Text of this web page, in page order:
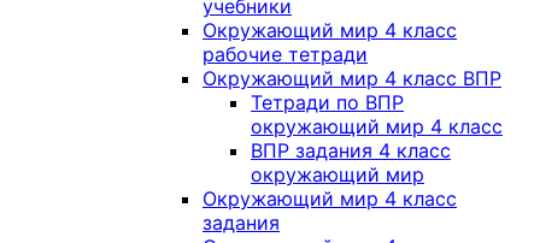
учебники
Окружающий мир 4 класс
рабочие тетради
Окружающий мир 4 класс ВПР
Тетради по ВПР
окружающий мир 4 класс
ВПР задания 4 класс
окружающий мир
Окружающий мир 4 класс
задания